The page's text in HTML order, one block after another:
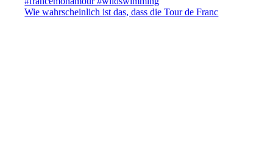
Wie wahrscheinlich ist das, dass die Tour de Franc